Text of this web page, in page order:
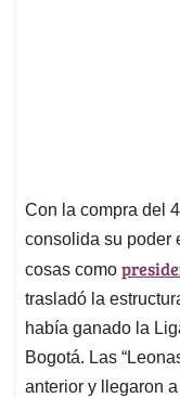
Con la compra del
consolida su poder
cosas como
trasladó la
había ganado la
Bogotá. Las
anterior y llegaron